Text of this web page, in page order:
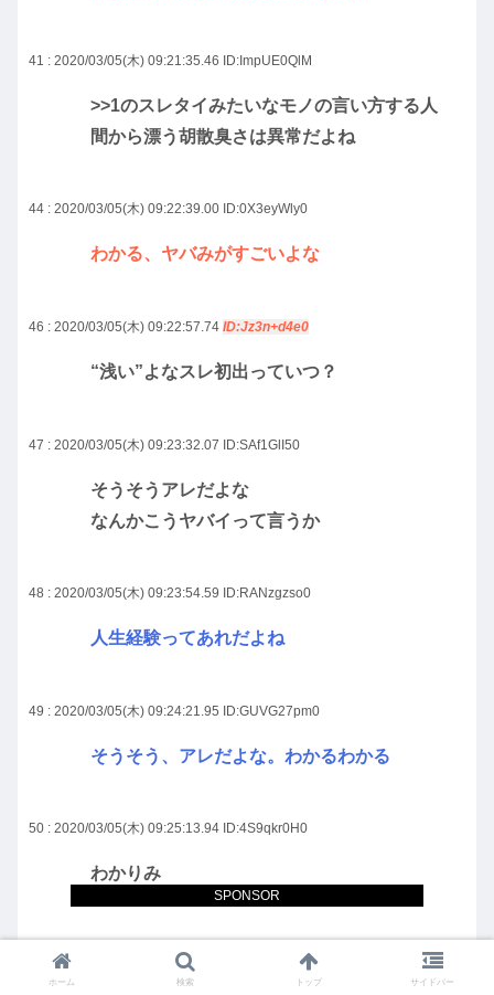
SPONSOR
41 : 2020/03/05(木) 09:21:35.46 ID:ImpUE0QlM
>>1のスレタイみたいなモノの言い方する人
間から漂う胡散臭さは異常だよね
44 : 2020/03/05(木) 09:22:39.00 ID:0X3eyWly0
わかる、ヤバみがすごいよな
46 : 2020/03/05(木) 09:22:57.74 ID:Jz3n+d4e0
“浅い”よなスレ初出っていつ？
47 : 2020/03/05(木) 09:23:32.07 ID:SAf1GlI50
そうそうアレだよな
なんかこうヤバイって言うか
48 : 2020/03/05(木) 09:23:54.59 ID:RANzgzso0
人生経験ってあれだよね
49 : 2020/03/05(木) 09:24:21.95 ID:GUVG27pm0
そうそう、アレだよな。わかるわかる
50 : 2020/03/05(木) 09:25:13.94 ID:4S9qkr0H0
わかりみ
語彙力は読書すれば身につくな
ホーム 検索 トップ サイドバー